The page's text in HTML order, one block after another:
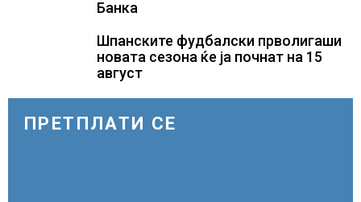
Банка
Шпанските фудбалски прволигаши
новата сезона ќе ја почнат на 15
август
ПРЕТПЛАТИ СЕ